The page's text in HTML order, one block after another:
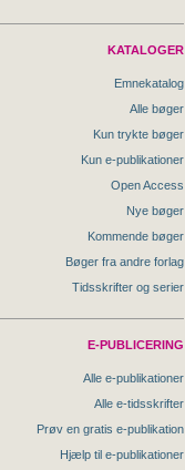
KATALOGER
Emnekatalog
Alle bøger
Kun trykte bøger
Kun e-publikationer
Open Access
Nye bøger
Kommende bøger
Bøger fra andre forlag
Tidsskrifter og serier
E-PUBLICERING
Alle e-publikationer
Alle e-tidsskrifter
Prøv en gratis e-publikation
Hjælp til e-publikationer